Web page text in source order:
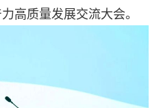
高质量发展交流大会。